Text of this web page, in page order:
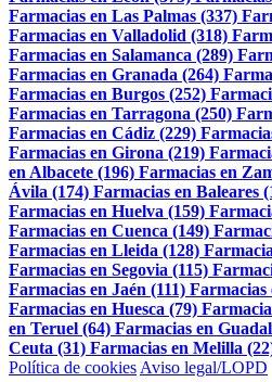
Farmacias en Las Palmas (337)
Farmacias en Valladolid (318)
Farmacias en Salamanca (289)
Farmacias en Granada (264)
Farmacias en Burgos (252)
Farmacias en Tarragona (250)
Farmacias en Cádiz (229)
Farmacias en Girona (219)
en Albacete (196) Farmacias en
Ávila (174) Farmacias en Baleares
Farmacias en Huelva (159)
Farmacias en Cuenca (149)
Farmacias en Lleida (128)
Farmacias en Segovia (115)
Farmacias en Jaén (111) Farmacias
Farmacias en Huesca (79)
en Teruel (64) Farmacias en
Ceuta (31) Farmacias en Melilla
Política de cookies Aviso legal/LOPD